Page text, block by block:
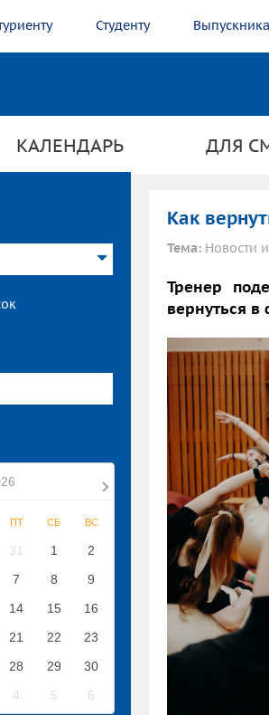
Студенту
КАЛЕНДАРЬ ДЛЯ
ПТ СБ ВС
31 1
2
7 8
9
14 15
16
21 22
23
28 29
30
4 5 6
Как
Тема: Новости
Тренер
вернуться в